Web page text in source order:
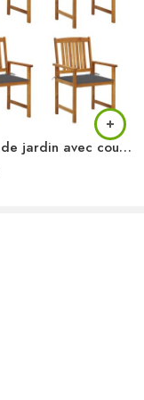
Chaises de jardin avec coussins lot de 4 Bois d’acacia massif